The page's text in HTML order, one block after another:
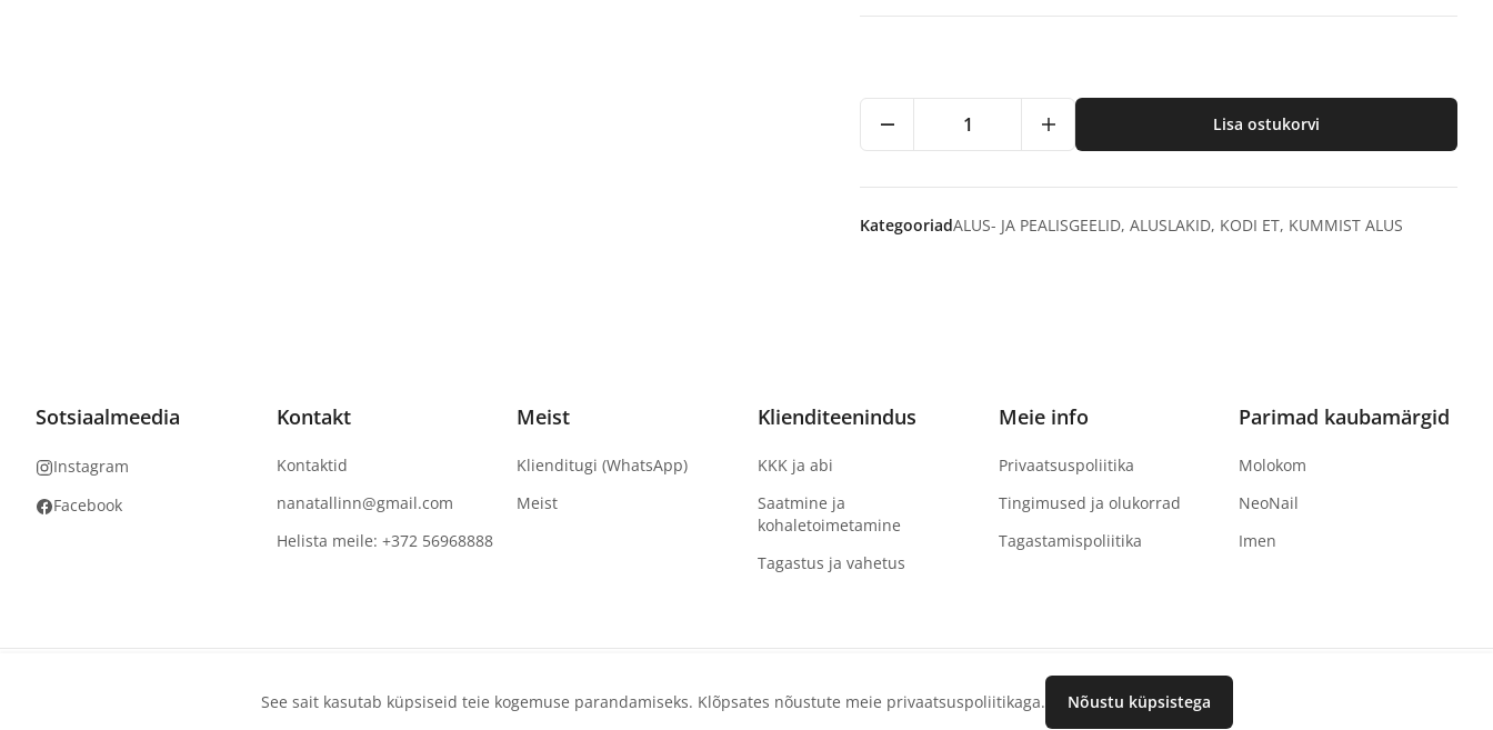
1 Lisa ostukorvi
KategooriadALUS- JA PEALISGEELID,ALUSLAKID, KODI ET, KUMMIST ALUS
Sotsiaalmeedia
Instagram
Facebook
Kontakt
Kontaktid
nanatallinn@gmail.com
Helista meile: +372 56968888
Meist
Klienditugi (WhatsApp)
Meist
Klienditeenindus
KKK ja abi
Saatmine ja
kohaletoimetamine
Tagastus ja vahetus
Meie info
Privaatsuspoliitika
Tingimused ja olukorrad
Tagastamispoliitika
Parimad kaubamärgid
Molokom
NeoNail
Imen
See sait kasutab küpsiseid teie kogemuse parandamiseks. Klõpsates nõustute meie privaatsuspoliitikaga.
Nõustu küpsistega